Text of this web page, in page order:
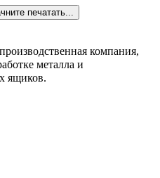
печатать...
компания,
металла и
ящиков.